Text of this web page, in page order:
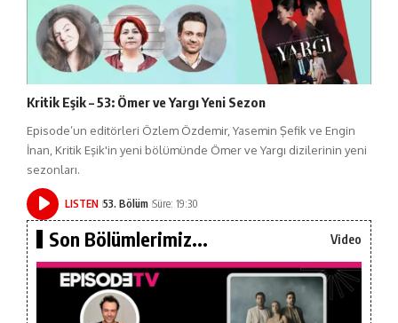
Kritik Eşik – 53: Ömer ve Yargı Yeni Sezon
Episode’un editörleri Özlem Özdemir, Yasemin Şefik ve Engin
İnan, Kritik Eşik'in yeni bölümünde Ömer ve Yargı dizilerinin yeni
sezonları.
LISTEN 53. Bölüm Süre: 19:30
Son Bölümlerimiz... Video